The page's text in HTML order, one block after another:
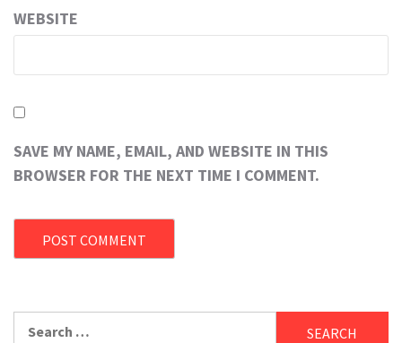
WEBSITE
SAVE MY NAME, EMAIL, AND WEBSITE IN THIS
BROWSER FOR THE NEXT TIME I COMMENT.